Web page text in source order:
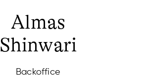
Almas
Shinwari
Backoffice